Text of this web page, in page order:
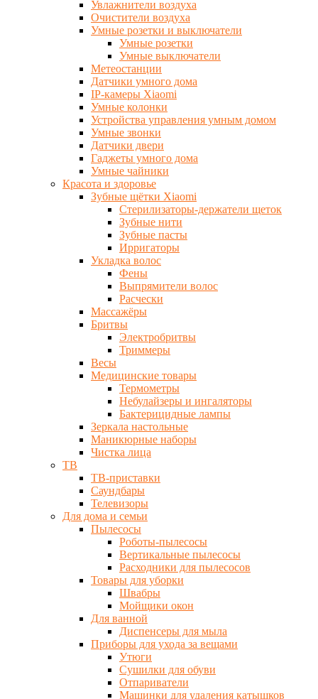
Увлажнители воздуха
Очистители воздуха
Умные розетки и выключатели
Умные розетки
Умные выключатели
Метеостанции
Датчики умного дома
IP-камеры Xiaomi
Умные колонки
Устройства управления умным домом
Умные звонки
Датчики двери
Гаджеты умного дома
Умные чайники
Красота и здоровье
Зубные щётки Xiaomi
Стерилизаторы-держатели щеток
Зубные нити
Зубные пасты
Ирригаторы
Укладка волос
Фены
Выпрямители волос
Расчески
Массажёры
Бритвы
Электробритвы
Триммеры
Весы
Медицинские товары
Термометры
Небулайзеры и ингаляторы
Бактерицидные лампы
Зеркала настольные
Маникюрные наборы
Чистка лица
ТВ
ТВ-приставки
Саундбары
Телевизоры
Для дома и семьи
Пылесосы
Роботы-пылесосы
Вертикальные пылесосы
Расходники для пылесосов
Товары для уборки
Швабры
Мойщики окон
Для ванной
Диспенсеры для мыла
Приборы для ухода за вещами
Утюги
Сушилки для обуви
Отпариватели
Машинки для удаления катышков